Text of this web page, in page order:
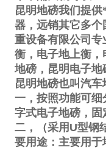
昆明地磅我们提
器，远销其它多
重设备有限公司
衡，电子地上衡，
地磅，昆明电子地
昆明地磅也叫汽车
一，按照功能可
字式电子地磅，固
二，（采用 U型钢
要用途：主要用